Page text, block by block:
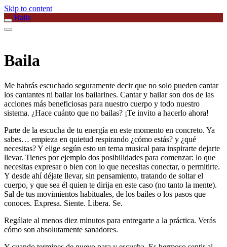
Skip to content
Baila
Baila
Me habrás escuchado seguramente decir que no solo pueden cantar
los cantantes ni bailar los bailarines. Cantar y bailar son dos de las
acciones más beneficiosas para nuestro cuerpo y todo nuestro
sistema. ¿Hace cuánto que no bailas? ¡Te invito a hacerlo ahora!
Parte de la escucha de tu energía en este momento en concreto. Ya
sabes… empieza en quietud respirando ¿cómo estás? y ¿qué
necesitas? Y elige según esto un tema musical para inspirarte dejarte
llevar. Tienes por ejemplo dos posibilidades para comenzar: lo que
necesitas expresar o bien con lo que necesitas conectar, o permitirte.
Y desde ahí déjate llevar, sin pensamiento, tratando de soltar el
cuerpo, y que sea él quien te dirija en este caso (no tanto la mente).
Sal de tus movimientos habituales, de los bailes o los pasos que
conoces. Expresa. Siente. Libera. Se.
Regálate al menos diez minutos para entregarte a la práctica. Verás
cómo son absolutamente sanadores.